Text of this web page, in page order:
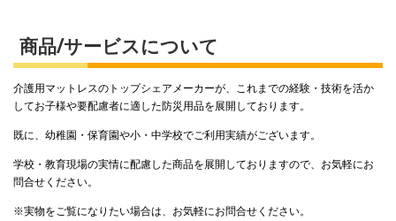
商品/サービスについて
介護用マットレスのトップシェアメーカーが、これまでの経験・技術を活か
してお子様や要配慮者に適した防災用品を展開しております。
既に、幼稚園・保育園や小・中学校でご利用実績がございます。
学校・教育現場の実情に配慮した商品を展開しておりますので、お気軽にお
問合せください。
※実物をご覧になりたい場合は、お気軽にお問合せください。